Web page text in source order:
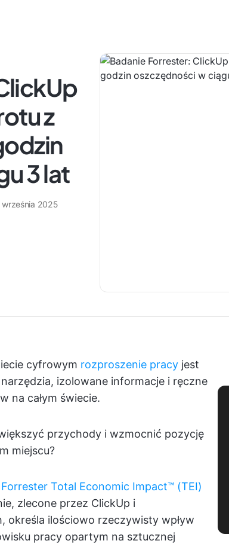
z
3 lat
września 2025
cyfrowym rozproszenie pracy jest
izolowane informacje i ręczne
na całym świecie.
przychody i wzmocnić pozycję
miejscu?
Total Economic Impact™ (TEI)
zlecone przez ClickUp i
określa ilościowo rzeczywisty wpływ
pracy opartym na sztucznej